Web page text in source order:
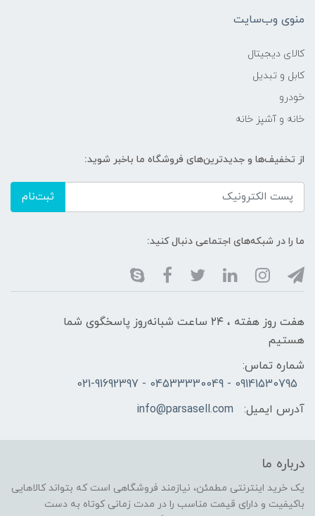
منوی وب‌سایت
کالای دیجیتال
کابل و تبدیل
خودرو
خانه و آشپز خانه
از تخفیف‌ها و جدیدترین‌های فروشگاه ما باخبر شوید:
ثبت‌نام
ما را در شبکه‌های اجتماعی دنبال کنید:
هفت روز هفته ، ۲۴ ساعت شبانه‌روز پاسخگوی شما
هستیم
شماره تماس:
09141530795 - 04533330049 - 021-91692397
آدرس ایمیل:
info@parsasell.com
درباره ما
یک خرید اینترنتی مطمئن، نیازمند فروشگاهی است که بتواند کالاهایی
باکیفیت و دارای قیمت مناسب را در مدت زمانی کوتاه به دست